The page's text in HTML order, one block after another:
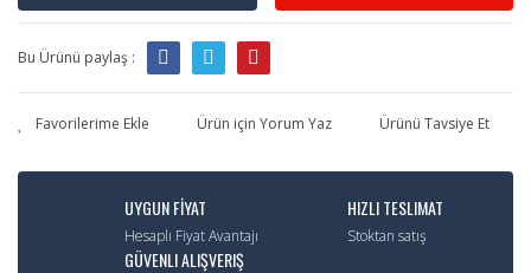
Bu Ürünü paylaş :
Ürün için Yorum Yaz Ürünü Tavsiye Et
UYGUN FİYAT
Hesaplı Fiyat Avantajı
HIZLI TESLIMAT
Stoktan satış
GÜVENLI ALIŞVERIŞ